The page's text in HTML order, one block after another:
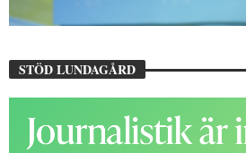
STÖD LUNDAGÅRD